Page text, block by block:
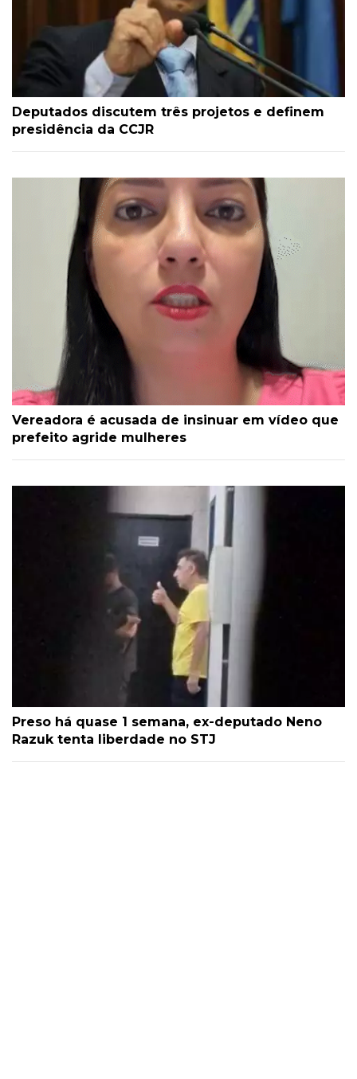
Deputados discutem três projetos e definem
presidência da CCJR
Vereadora é acusada de insinuar em vídeo que
prefeito agride mulheres
Preso há quase 1 semana, ex-deputado Neno
Razuk tenta liberdade no STJ